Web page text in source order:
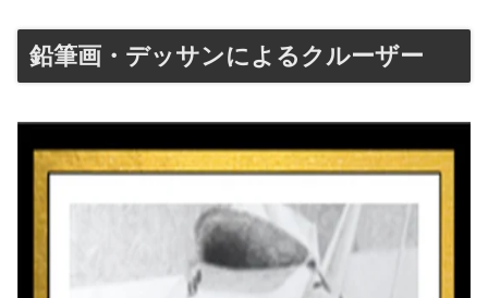
鉛筆画・デッサンによるクルーザー